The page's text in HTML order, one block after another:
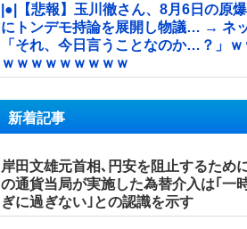
|●|【悲報】玉川徹さん、8月6日の原
にトンデモ持論を展開し物議… → ネ
「それ、今日言うことなのか…？」ｗ
ｗｗｗｗｗｗｗｗｗ
新着記事
岸田文雄元首相､円安を阻止するため
の通貨当局が実施した為替介入は｢一
ぎに過ぎない｣との認識を示す